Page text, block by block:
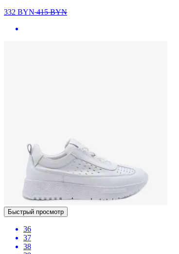
332 BYN415BYN
Быстрый просмотр
36
37
38